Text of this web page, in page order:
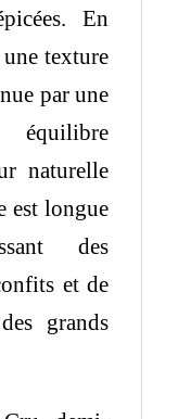
En
texture
par une
naturelle
est longue
des
et de
grands